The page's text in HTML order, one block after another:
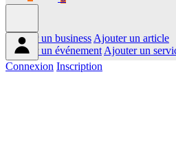
Ajouter un business Ajouter un article
Ajouter un événement Ajouter un
Connexion Inscription